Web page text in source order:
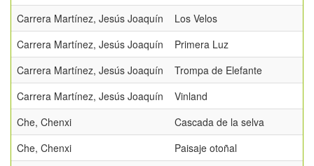
Carrera Martínez, Jesús Joaquín
Los Velos
Carrera Martínez, Jesús Joaquín
Primera Luz
Carrera Martínez, Jesús Joaquín
Trompa de Elefante
Carrera Martínez, Jesús Joaquín
Vinland
Che, Chenxi
Cascada de la selva
Che, Chenxi
Paisaje otoñal